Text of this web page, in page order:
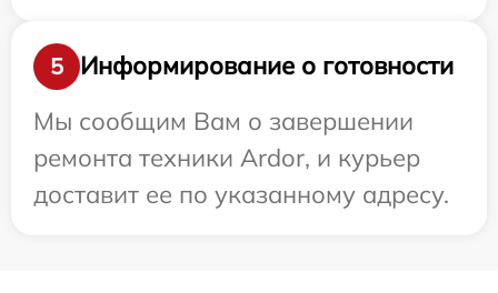
5
Информирование о готовности
Мы сообщим Вам о завершении
ремонта техники Ardor, и курьер
доставит ее по указанному адресу.